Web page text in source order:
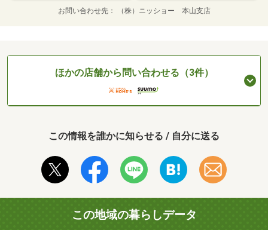
お問い合わせ先 （株）ニッショー 本山支店
ほかの店舗から問い合わせる（3件）
この情報を誰かに知らせる / 自分に送る
この地域の暮らしデータ